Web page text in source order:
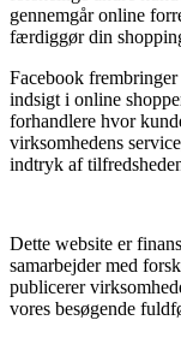
gennemgår online
færdiggør din
Facebook
indsigt i online
forhandlere hvor
virksomhedens
indtryk af
Dette website er
samarbejder med
publicerer
vores besøgende